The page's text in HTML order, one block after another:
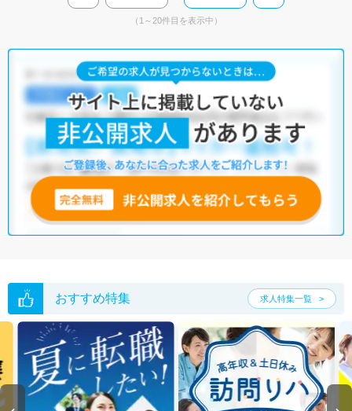
（1～20件目を表示中）
おすすめ特集 求人特集一覧